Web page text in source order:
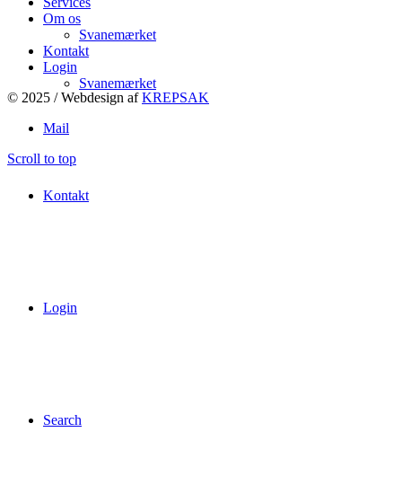
Svanemærket
Kontakt
Login
Search
Om os
Svanemærket
Kontakt
Login
© 2025 / Webdesign afKREPSAK
Mail
Scroll to top